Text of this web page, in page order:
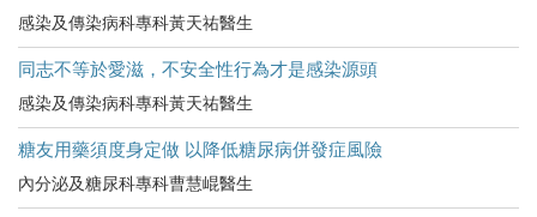
感染及傳染病科專科黃天祐醫生
同志不等於愛滋，不安全性行為才是感染源頭
感染及傳染病科專科黃天祐醫生
糖友用藥須度身定做 以降低糖尿病併發症風險
內分泌及糖尿科專科曹慧崐醫生